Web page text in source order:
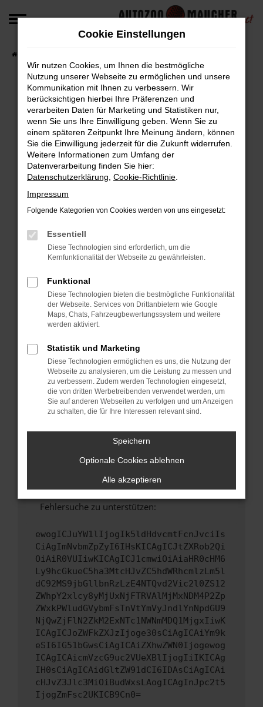
Zum
Fehler: Network Error
Beim Laden ist ein Fehler aufgetreten.
Hier sind ein paar Tipps, die dir helfen können:
Überprüfe deine Firewall und deine
Internetverbindung.
Laden andere Webseiten, zum Beispiel deine
Manche Erweiterungen, wie Werbeblocker,
können das Laden bestimmter Seiten
verhindern. Funktioniert die Seite in einem
Fenster?
Starte dein Gerät neu.
Das kann manchmal helfen, vorübergehende
Probleme zu beheben.
Stelle sicher, dass dein Browser und dein
Betriebssystem auf dem neuesten Stand
sind.
Veraltete Software birgt nicht nur ein
Sicherheitsrisiko, sondern kann auch dazu
führen, dass bestimmte Funktionen nicht mehr
Wende dich an den Webseitenbetreiber.
Wenn du alle oben genannten Schritte versucht
hast, kontaktiere uns bitte. Wir werden
versuchen, das Problem zu beheben. Du kannst
uns diesen Text schicken, um uns bei der
Fehlersuche zu unterstützen:
ewogICJuYW1lIjogIk5ldHdvcmtFcnJvciIs
CiAgImNvbmZpZyI6IHsKICAgICJtZXRob2Qi
OiAiR0VUIiwKICAgICJ1cmwiOiAiaHR0cHM6
Ly9hcGkueC5ha3MtcHJvZC5hdWRhcmlzLm5l
dC92MS9jbGllbnRzLzE4NTQvd2Vic2l0ZS12
ZWhpY2xlcy8yMjUxNjFTRVAlMjMxNDM4P2Zp
ZWxkPWludGVybmFsTnVtYmVyJndlYnNpdGU9
NjQwZjFlN2ZkM2ExNTc1NWNmMDQ1MjgxIiwK
ICAgICJoZWFkZXJzIjoge30sCiAgICAiYm9k
eSI6IG51bGwsCiAgICAiZXhwZWN0Ijogewog
ICAgICAicmVzcG9uc2VUeXBlIjogIiIKICAg
IH0sCiAgICAidGltZW91dCI6IDAsCiAgICAi
cHJvZ3Jlc3MiOiBudWxsLAogICAgInJpc2t5
IjogZmFsc2UKICB9Cn0=
Cookie Einstellungen
Wir nutzen Cookies, um Ihnen die bestmögliche
Nutzung unserer Webseite zu ermöglichen und unsere
Kommunikation mit Ihnen zu verbessern. Wir
berücksichtigen hierbei Ihre Präferenzen und
verarbeiten Daten für Marketing und Statistiken nur,
wenn Sie uns Ihre Einwilligung geben. Wenn Sie zu
einem späteren Zeitpunkt Ihre Meinung ändern, können
Sie die Einwilligung jederzeit für die Zukunft widerrufen.
Weitere Informationen zum Umfang der
Datenverarbeitung finden Sie hier:
Datenschutzerklärung Cookie-Richtlinie
Impressum
Folgende Kategorien von Cookies werden von uns eingesetzt:
Essentiell
Diese Technologien sind erforderlich, um die
Kernfunktionalität der Webseite zu gewährleisten.
Funktional
Diese Technologien bieten die bestmögliche Funktionalität
der Webseite. Services von Drittanbietern wie Google
Maps, Chats, Fahrzeugbewertungssystem und weitere
werden aktiviert.
Statistik und Marketing
Diese Technologien ermöglichen es uns, die Nutzung der
Webseite zu analysieren, um die Leistung zu messen und
zu verbessern. Zudem werden Technologien eingesetzt,
die von dritten Werbetreibenden verwendet werden, um
Sie auf anderen Webseiten zu verfolgen und um Anzeigen
zu schalten, die für Ihre Interessen relevant sind.
Speichern
Optionale Cookies ablehnen
Alle akzeptieren